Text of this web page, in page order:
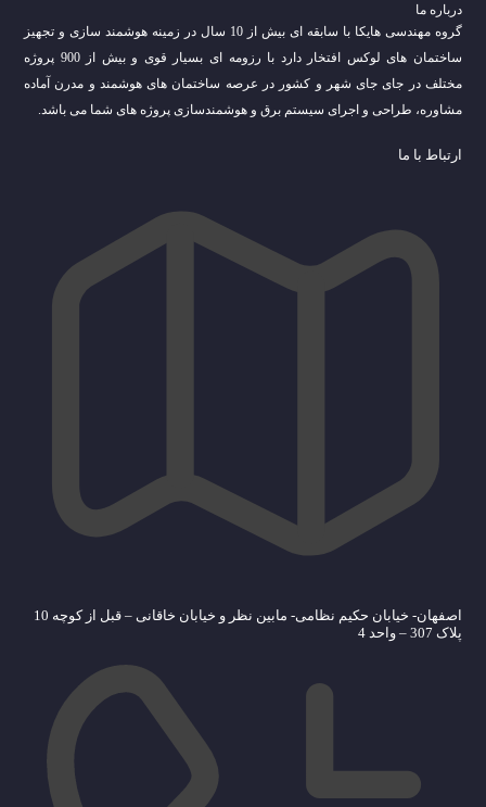
درباره ما
گروه مهندسی هایکا با سابقه ای بیش از 10 سال در زمینه هوشمند سازی و تجهیز
ساختمان های لوکس افتخار دارد با رزومه ای بسیار قوی و بیش از 900 پروژه
مختلف در جای جای شهر و کشور در عرصه ساختمان های هوشمند و مدرن آماده
مشاوره، طراحی و اجرای سیستم برق و هوشمندسازی پروژه های شما می باشد.
ارتباط با ما
اصفهان- خیابان حکیم نظامی- مابین نظر و خیابان خاقانی – قبل از کوچه 10
پلاک 307 – واحد 4